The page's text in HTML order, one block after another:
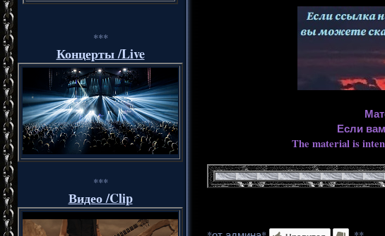
***
Концерты /Live
***
Видео /Clip
Если
The material is